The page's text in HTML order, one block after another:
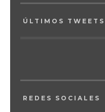
ÚLTIMOS TWEETS
REDES SOCIALES